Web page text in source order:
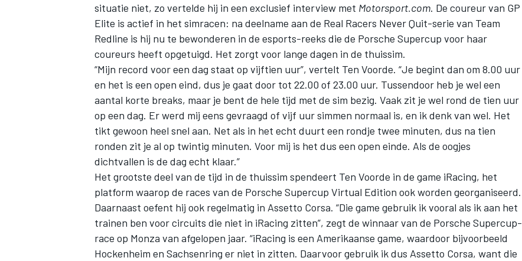
situatie niet, zo vertelde hij in een exclusief interview met Motorsport.com. De coureur van GP
Elite is actief in het simracen: na deelname aan de Real Racers Never Quit-serie van Team
Redline is hij nu te bewonderen in de esports-reeks die de Porsche Supercup voor haar
coureurs heeft opgetuigd. Het zorgt voor lange dagen in de thuissim.
“Mijn record voor een dag staat op vijftien uur”, vertelt Ten Voorde. “Je begint dan om 8.00 uur
en het is een open eind, dus je gaat door tot 22.00 of 23.00 uur. Tussendoor heb je wel een
aantal korte breaks, maar je bent de hele tijd met de sim bezig. Vaak zit je wel rond de tien uur
op een dag. Er werd mij eens gevraagd of vijf uur simmen normaal is, en ik denk van wel. Het
tikt gewoon heel snel aan. Net als in het echt duurt een rondje twee minuten, dus na tien
ronden zit je al op twintig minuten. Voor mij is het dus een open einde. Als de oogjes
dichtvallen is de dag echt klaar.”
Het grootste deel van de tijd in de thuissim spendeert Ten Voorde in de game iRacing, het
platform waarop de races van de Porsche Supercup Virtual Edition ook worden georganiseerd.
Daarnaast oefent hij ook regelmatig in Assetto Corsa. “Die game gebruik ik vooral als ik aan het
trainen ben voor circuits die niet in iRacing zitten”, zegt de winnaar van de Porsche Supercup-
race op Monza van afgelopen jaar. “iRacing is een Amerikaanse game, waardoor bijvoorbeeld
Hockenheim en Sachsenring er niet in zitten. Daarvoor gebruik ik dus Assetto Corsa, want die